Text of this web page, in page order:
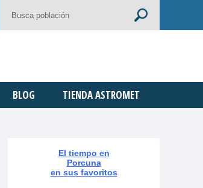
BLOG TIENDA ASTROMET
El tiempo en
Porcuna
en sus favoritos